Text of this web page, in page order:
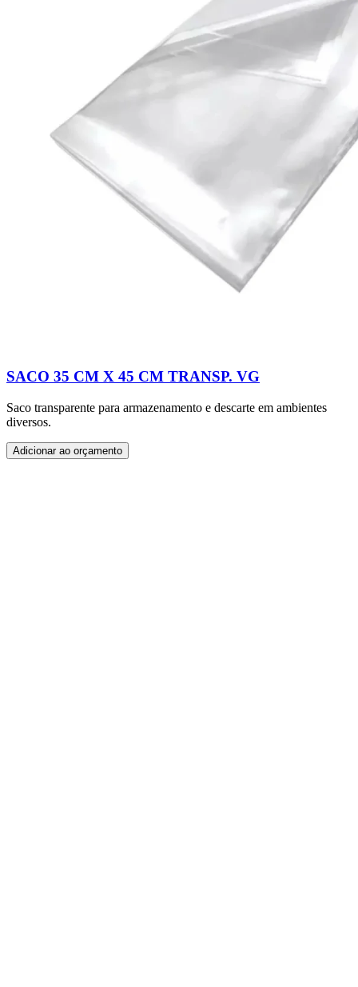
SACO 35 CM X 45 CM TRANSP. VG
Saco transparente para armazenamento e descarte em ambientes
diversos.
Adicionar ao orçamento